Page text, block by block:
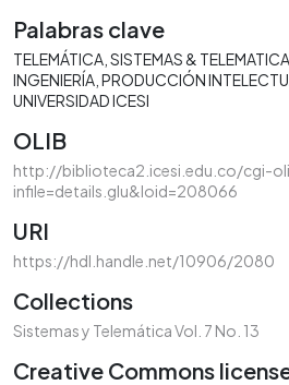
Palabras clave
TELEMÁTICA SISTEMAS & TELEMATICA
INGENIERÍA PRODUCCIÓN
UNIVERSIDAD ICESI
OLIB
http://biblioteca2.icesi.edu.co/cgi-
infile=details.glu&loid=208066
URI
https://hdl.handle.net/10906/2080
Collections
Sistemas y Telemática Vol. 7 No. 13
Creative Commons